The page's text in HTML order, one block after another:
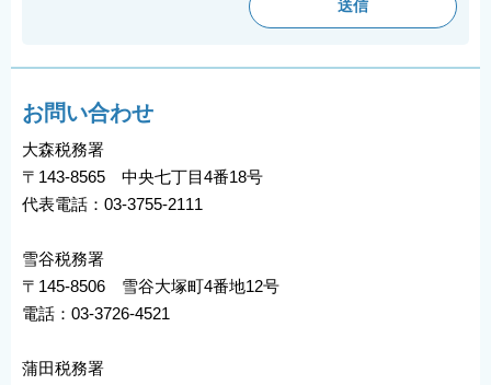
お問い合わせ
大森税務署
〒143-8565 中央七丁目4番18号
代表電話：03-3755-2111
雪谷税務署
〒145-8506 雪谷大塚町4番地12号
電話：03-3726-4521
蒲田税務署